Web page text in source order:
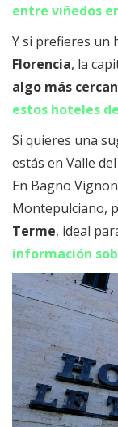
entre viñedos
Y si prefieres un
Florencia, la
algo más
estos hoteles
Si quieres una
estás en Valle
En Bagno
Montepulciano,
Terme, ideal
información